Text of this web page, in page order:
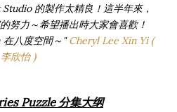
的製作太精良！這半年來，
努力～希望播出時大家會喜歡！
在八度空間～"Cheryl Lee Xin Yi (
李欣怡 )
Puzzle 分集大纲